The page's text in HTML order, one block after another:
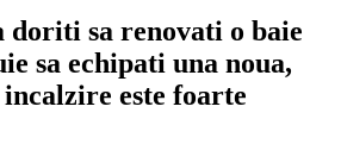
doriti sa renovati o baie
sa echipati una noua,
este foarte